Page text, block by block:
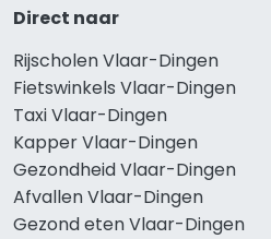
Direct naar
Rijscholen Vlaar-Dingen
Fietswinkels Vlaar-Dingen
Taxi Vlaar-Dingen
Kapper Vlaar-Dingen
Gezondheid Vlaar-Dingen
Afvallen Vlaar-Dingen
Gezond eten Vlaar-Dingen